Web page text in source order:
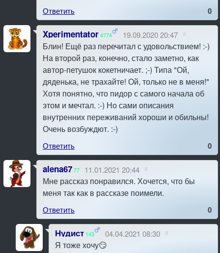
Ответить 0
Xperimentator4774 19.09.2020 20:47 #
Блин! Ещё раз перечитал с удовольствием! :-)
На второй раз, конечно, стало заметно, как
автор-петушок кокетничает. ;-) Типа "Ой,
дяденька, не трахайте! Ой, только не в меня!"
Хотя понятно, что пидор с самого начала об
этом и мечтал. :-) Но сами описания
внутренних переживаний хороши и обильны!
Очень возбуждют. :-)
Ответить 0
alena6777 11.01.2021 20:44 #
Мне рассказ понравился. Хочется, что бы
меня так как в рассказе поимели.
Ответить 0
Нудист 143 04.04.2021 08:30 #
Я тоже хочу😏